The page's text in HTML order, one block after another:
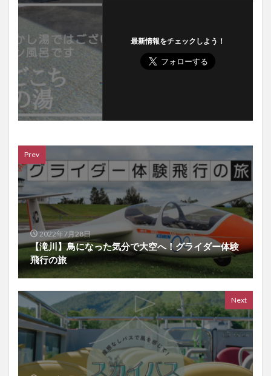
最新情報をチェックしよう！
Prev
2022年7月28日
【滝川】鳥になった気分で大空へ！グライダー体験
飛行の旅
Next